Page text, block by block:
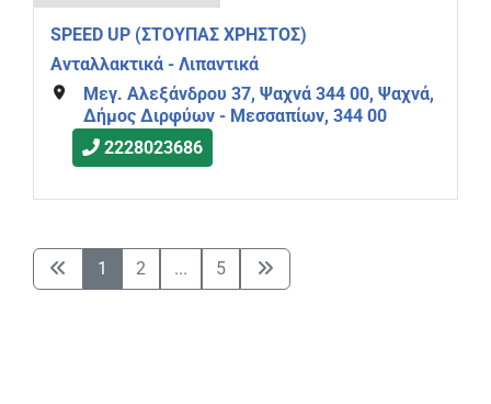
SPEED UP (ΣΤΟΥΠΑΣ ΧΡΗΣΤΟΣ)
Ανταλλακτικά - Λιπαντικά
Μεγ. Αλεξάνδρου 37, Ψαχνά 344 00, Ψαχνά,
Δήμος Διρφύων - Μεσσαπίων, 344 00
2228023686
1 2 ... 5